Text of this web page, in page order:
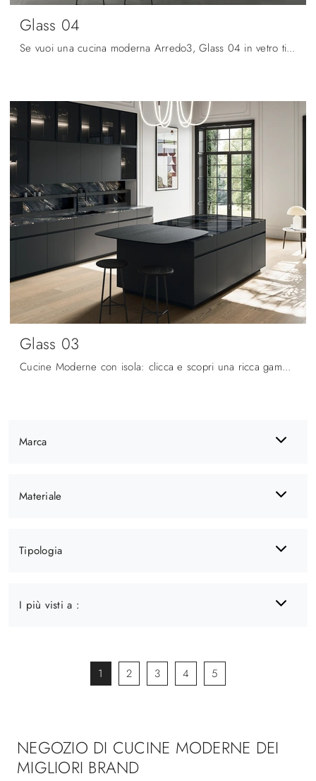
Marca
Materiale
Tipologia
I più visti a :
Glass 04
Se vuoi una cucina moderna Arredo3, Glass 04 in vetro ti sta aspettando nel nostro negozio di Cucine Moderne con penisola.
Glass 03
Cucine Moderne con isola: clicca e scopri una ricca gamma di soluzioni dell'azienda Arredo3, tra cui il modello Glass 03.
1 2 3 4 5
NEGOZIO DI CUCINE MODERNE DEI
MIGLIORI BRAND